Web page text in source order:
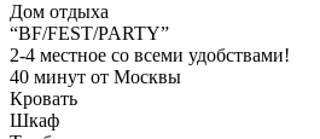
Дом отдыха
“BF/FEST/PARTY”
2-4 местное со всеми удобствами!
40 минут от Москвы
Кровать
Шкаф